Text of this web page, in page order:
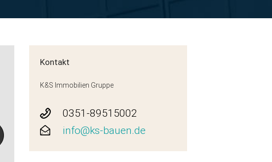
Grundriss_P38-WE08-1OG
Kontakt
K&S Immobilien Gruppe
0351-89515002
info@ks-bauen.de